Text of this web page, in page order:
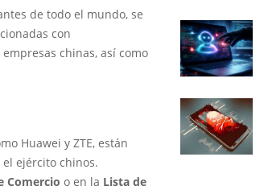
de todo el mundo, se
con
chinas, así como
Huawei y ZTE, están
ejército chinos.
Comercio o en la Lista de